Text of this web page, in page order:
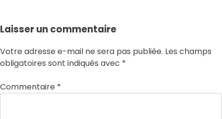
Laisser un commentaire
Votre adresse e-mail ne sera pas publiée. Les champs
obligatoires sont indiqués avec *
Commentaire *